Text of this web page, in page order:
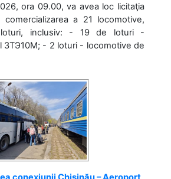
ora 09.00, va avea loc licitaţia
a 21 locomotive,
inclusiv: - 19 de loturi -
3ТЭ10М; - 2 loturi - locomotive de